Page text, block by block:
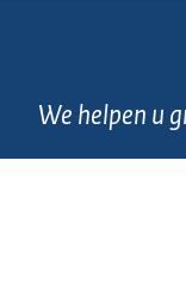
We helpen u